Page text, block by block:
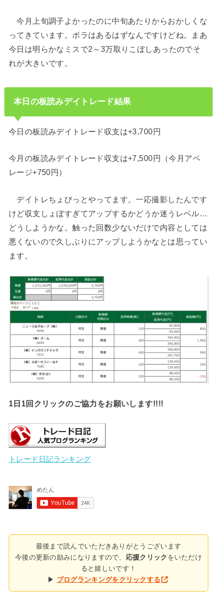
今月上旬調子よかったのに中旬あたりからおかしくな
ってきています。ボラはあるはずなんですけどね。まあ
今日は明らかなミスで2～3万取りこぼしあったのでそ
れが大きいです。
本日の板読みデイトレード結果
今日の板読みデイトレード収支は+3,700円
今月の板読みデイトレード収支は+7,500円（今月アベ
レージ+750円）
デイトレちょびっとやってます。一応撮影したんです
けど収支しょぼすぎてアップするかどうか迷うレベル…
どうしようかな。触った回数少ないだけで内容としては
悪くないので久しぶりにアップしようかなとは思ってい
ます。
1日1回クリックのご協力をお願いします!!!!
トレード日記ランキング
最後まで読んでいただきありがとうございます
今後の更新の励みになりますので、 応援クリック をいただけ
ると嬉しいです！
▶ ブログランキングをクリックする